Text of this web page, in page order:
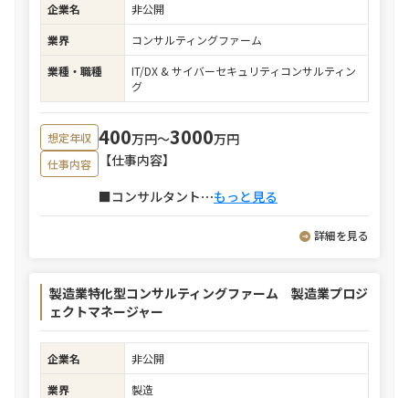
企業名
非公開
業界
コンサルティングファーム
業種・職種
IT/DX & サイバーセキュリティコンサルティン
グ
想定年収 400万円〜3000万円
仕事内容
【仕事内容】
■コンサルタント⋯もっと見る
詳細を見る
製造業特化型コンサルティングファーム 製造業プロジ
ェクトマネージャー
企業名
非公開
業界
製造